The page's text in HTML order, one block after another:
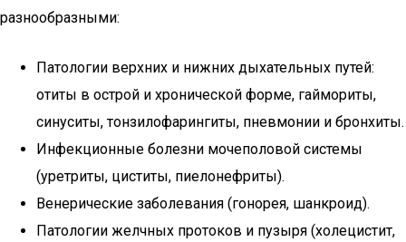
разнообразными:
Патологии верхних и нижних дыхательных путей:
отиты в острой и хронической форме, гаймориты,
синуситы, тонзилофарингиты, пневмонии и бронхиты.
Инфекционные болезни мочеполовой системы
(уретриты, циститы, пиелонефриты).
Венерические заболевания (гонорея, шанкроид).
Патологии желчных протоков и пузыря (холецистит,